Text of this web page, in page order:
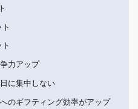
力アップ
に集中しない
のギフティング効率がアップ